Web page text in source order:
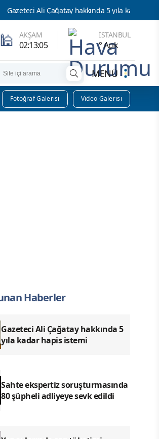
Çağatay hakkında 5 yıla kadar hapis istemi
🕌 AKŞAM
02:13:04
İSTANBUL
° Açık
MENÜ
Fotoğraf Galerisi Video Galerisi
Haberler
Gazeteci Ali Çağatay hakkında 5
yıla kadar hapis istemi
Sahte ekspertiz soruşturmasında
80 şüpheli adliyeye sevk edildi